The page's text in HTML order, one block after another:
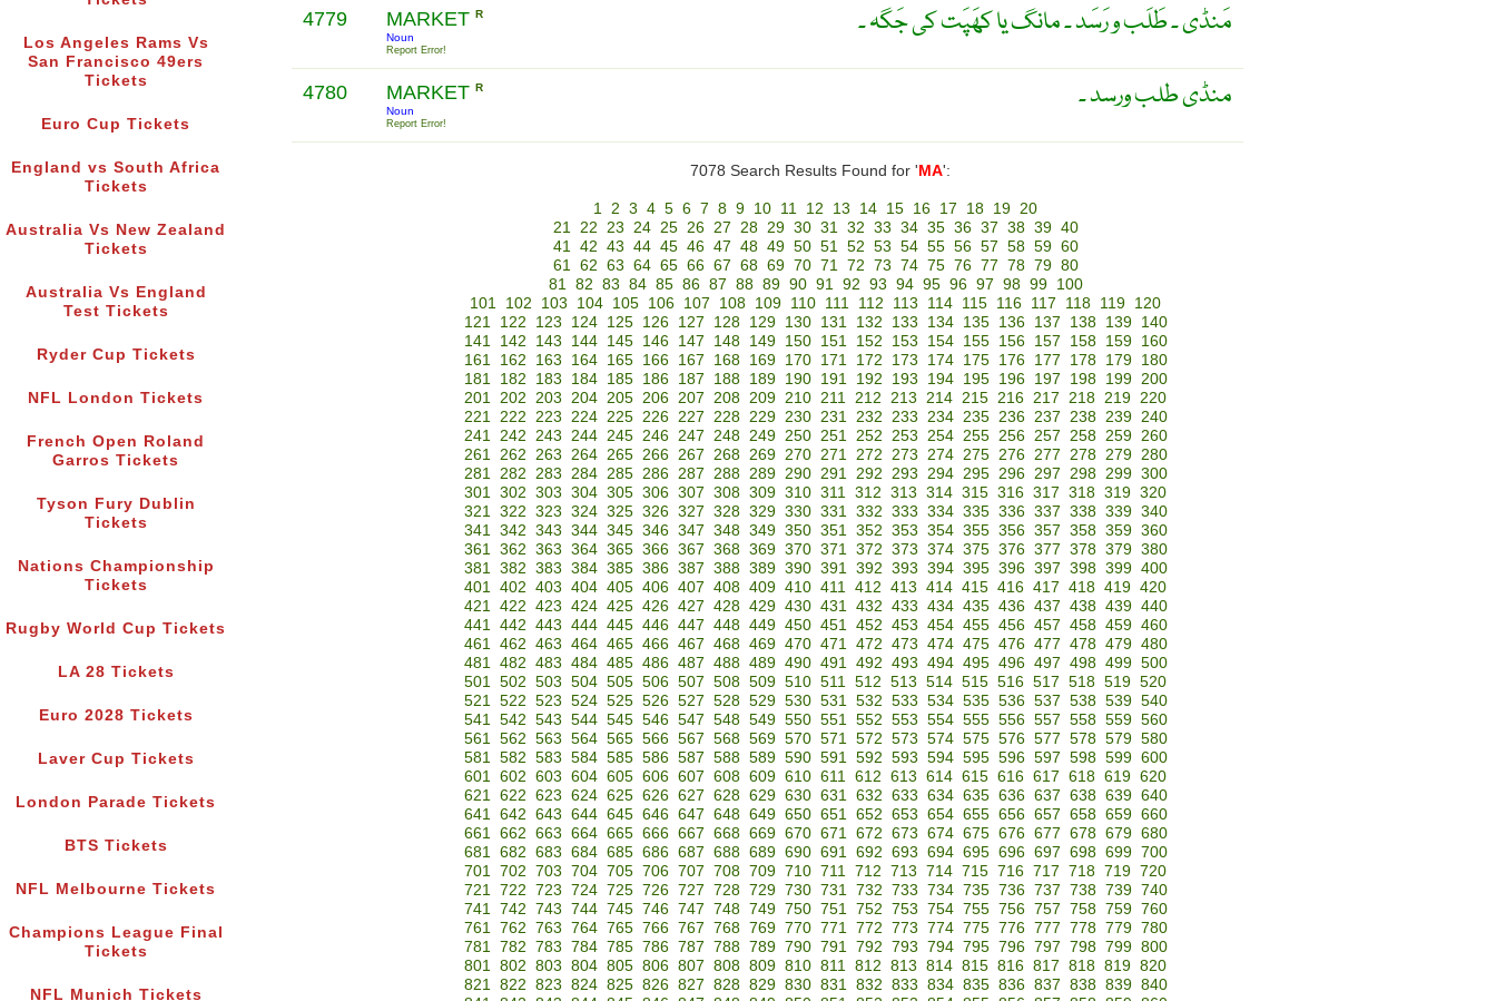
Los Angeles Rams Vs
San Francisco 49ers
Tickets
Euro Cup Tickets
England vs South Africa
Tickets
Australia Vs New Zealand
Tickets
Australia Vs England
Test Tickets
Ryder Cup Tickets
NFL London Tickets
French Open Roland
Garros Tickets
Tyson Fury Dublin
Tickets
Nations Championship
Tickets
Rugby World Cup Tickets
LA 28 Tickets
Euro 2028 Tickets
Laver Cup Tickets
London Parade Tickets
BTS Tickets
NFL Melbourne Tickets
Champions League Final
Tickets
NFL Munich Tickets
4779 MARKET R
Noun
Report Error!
مَنڈی ۔ طَلَب و رَسَد ۔ مانگ یا کھَپَت کی جَگہ ۔
4780 MARKET R
Noun
Report Error!
منڈی طلب ورسد ۔
7078 Search Results Found for ' MA':
1 2 3 4 5 6 7 8 9 10 11 12 13 14 15 16 17 18 19 20
21 22 23 24 25 26 27 28 29 30 31 32 33 34 35 36 37 38 39 40
41 42 43 44 45 46 47 48 49 50 51 52 53 54 55 56 57 58 59 60
61 62 63 64 65 66 67 68 69 70 71 72 73 74 75 76 77 78 79 80
81 82 83 84 85 86 87 88 89 90 91 92 93 94 95 96 97 98 99
100
101 102 103 104 105 106 107 108 109 110 111 112 113 114 115 116 117 118 119 120
121
122 123 124 125 126 127 128 129 130 131 132 133 134 135 136 137 138 139
140
141
142 143 144 145 146 147 148 149 150 151 152 153 154 155 156 157 158 159
160
161
162 163 164 165 166 167 168 169 170 171 172 173 174 175 176 177 178 179
180
181
182 183 184 185 186 187 188 189 190 191 192 193 194 195 196 197 198 199 200
201 202 203 204 205 206 207 208 209 210 211 212 213 214 215 216 217 218 219 220
221 222 223 224 225 226 227 228 229 230 231 232 233 234 235 236 237 238 239 240
241 242 243 244 245 246 247 248 249 250 251 252 253 254 255 256 257 258 259 260
261 262 263 264 265 266 267 268 269 270 271 272 273 274 275 276 277 278 279 280
281 282 283 284 285 286 287 288 289 290 291 292 293 294 295 296 297 298 299 300
301 302 303 304 305 306 307 308 309 310 311 312 313 314 315 316 317 318 319 320
321 322 323 324 325 326 327 328 329 330 331 332 333 334 335 336 337 338 339 340
341 342 343 344 345 346 347 348 349 350 351 352 353 354 355 356 357 358 359 360
361 362 363 364 365 366 367 368 369 370 371 372 373 374 375 376 377 378 379 380
381 382 383 384 385 386 387 388 389 390 391 392 393 394 395 396 397 398 399 400
401 402 403 404 405 406 407 408 409 410 411 412 413 414 415 416 417 418 419 420
421 422 423 424 425 426 427 428 429 430 431 432 433 434 435 436 437 438 439 440
441 442 443 444 445 446 447 448 449 450 451 452 453 454 455 456 457 458 459 460
461 462 463 464 465 466 467 468 469 470 471 472 473 474 475 476 477 478 479 480
481 482 483 484 485 486 487 488 489 490 491 492 493 494 495 496 497 498 499 500
501 502 503 504 505 506 507 508 509 510 511 512 513 514 515 516 517 518 519 520
521 522 523 524 525 526 527 528 529 530 531 532 533 534 535 536 537 538 539 540
541 542 543 544 545 546 547 548 549 550 551 552 553 554 555 556 557 558 559 560
561 562 563 564 565 566 567 568 569 570 571 572 573 574 575 576 577 578 579 580
581 582 583 584 585 586 587 588 589 590 591 592 593 594 595 596 597 598 599 600
601 602 603 604 605 606 607 608 609 610 611 612 613 614 615 616 617 618 619 620
621 622 623 624 625 626 627 628 629 630 631 632 633 634 635 636 637 638 639 640
641 642 643 644 645 646 647 648 649 650 651 652 653 654 655 656 657 658 659 660
661 662 663 664 665 666 667 668 669 670 671 672 673 674 675 676 677 678 679 680
681 682 683 684 685 686 687 688 689 690 691 692 693 694 695 696 697 698 699 700
701 702 703 704 705 706 707 708 709 710 711 712 713 714 715 716 717 718 719 720
721 722 723 724 725 726 727 728 729 730 731 732 733 734 735 736 737 738 739 740
741 742 743 744 745 746 747 748 749 750 751 752 753 754 755 756 757 758 759 760
761 762 763 764 765 766 767 768 769 770 771 772 773 774 775 776 777 778 779 780
781 782 783 784 785 786 787 788 789 790 791 792 793 794 795 796 797 798 799 800
801 802 803 804 805 806 807 808 809 810 811 812 813 814 815 816 817 818 819 820
821 822 823 824 825 826 827 828 829 830 831 832 833 834 835 836 837 838 839 840